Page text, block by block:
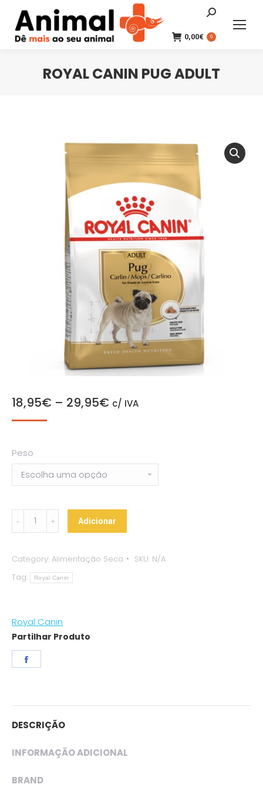
Search:
0,00€ 0
ROYAL CANIN PUG ADULT
18,95€ – 29,95€ c/ IVA
Peso
Royal
Canin
Adult
quantity
Adicionar
Category: Alimentação Seca SKU: N/A
Tag:
Royal Canin
Royal Canin
Partilhar Produto
DESCRIÇÃO
INFORMAÇÃO ADICIONAL
BRAND